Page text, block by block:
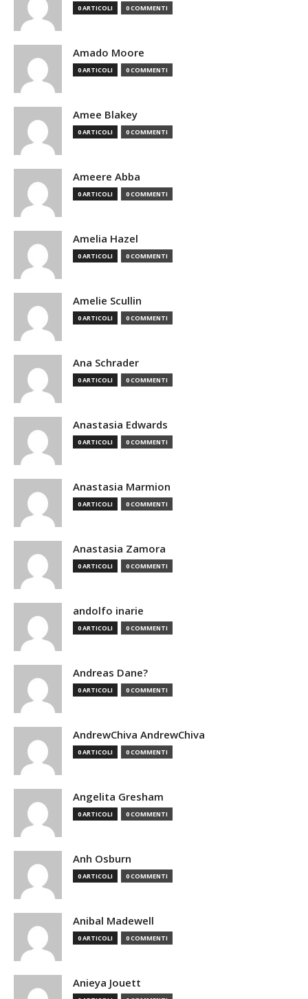
0 ARTICOLI 0 COMMENTI
Amado Moore
0 ARTICOLI 0 COMMENTI
Amee Blakey
0 ARTICOLI 0 COMMENTI
Ameere Abba
0 ARTICOLI 0 COMMENTI
Amelia Hazel
0 ARTICOLI 0 COMMENTI
Amelie Scullin
0 ARTICOLI 0 COMMENTI
Ana Schrader
0 ARTICOLI 0 COMMENTI
Anastasia Edwards
0 ARTICOLI 0 COMMENTI
Anastasia Marmion
0 ARTICOLI 0 COMMENTI
Anastasia Zamora
0 ARTICOLI 0 COMMENTI
andolfo inarie
0 ARTICOLI 0 COMMENTI
Andreas Dane?
0 ARTICOLI 0 COMMENTI
AndrewChiva AndrewChiva
0 ARTICOLI 0 COMMENTI
Angelita Gresham
0 ARTICOLI 0 COMMENTI
Anh Osburn
0 ARTICOLI 0 COMMENTI
Anibal Madewell
0 ARTICOLI 0 COMMENTI
Anieya Jouett